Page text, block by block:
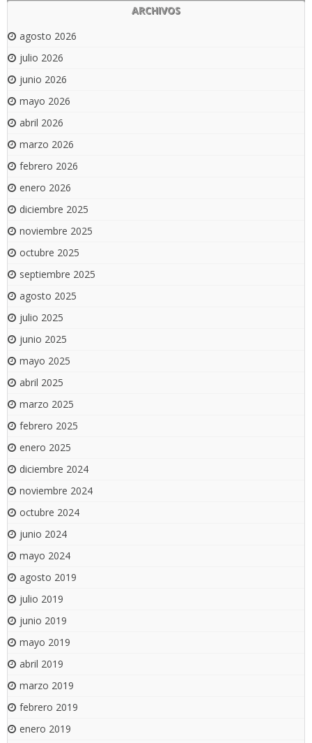
ARCHIVOS
agosto 2026
julio 2026
junio 2026
mayo 2026
abril 2026
marzo 2026
febrero 2026
enero 2026
diciembre 2025
noviembre 2025
octubre 2025
septiembre 2025
agosto 2025
julio 2025
junio 2025
mayo 2025
abril 2025
marzo 2025
febrero 2025
enero 2025
diciembre 2024
noviembre 2024
octubre 2024
junio 2024
mayo 2024
agosto 2019
julio 2019
junio 2019
mayo 2019
abril 2019
marzo 2019
febrero 2019
enero 2019